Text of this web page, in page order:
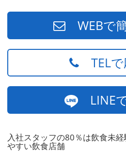
WEBで
TELで
LINE
入社スタッフの80％は飲食未
やすい飲食店舗